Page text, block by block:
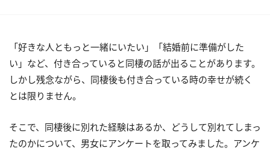
「好きな人ともっと一緒にいたい」「結婚前に準備がした
い」など、付き合っていると同棲の話が出ることがあります。
しかし残念ながら、同棲後も付き合っている時の幸せが続く
とは限りません。
そこで、同棲後に別れた経験はあるか、どうして別れてしまっ
たのかについて、男女にアンケートを取ってみました。アンケ